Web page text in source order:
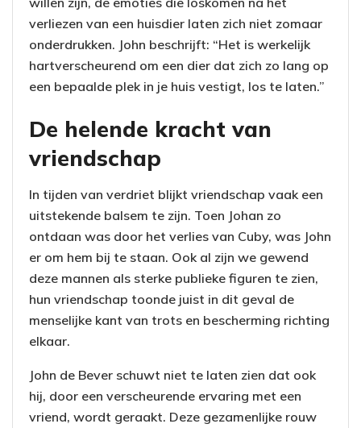
verliezen van een huisdier laten zich niet zomaar
onderdrukken. John beschrijft: “Het is werkelijk
hartverscheurend om een dier dat zich zo lang op
een bepaalde plek in je huis vestigt, los te laten.”
De helende kracht van
vriendschap
In tijden van verdriet blijkt vriendschap vaak een
uitstekende balsem te zijn. Toen Johan zo
ontdaan was door het verlies van Cuby, was John
er om hem bij te staan. Ook al zijn we gewend
deze mannen als sterke publieke figuren te zien,
hun vriendschap toonde juist in dit geval de
menselijke kant van trots en bescherming richting
elkaar.
John de Bever schuwt niet te laten zien dat ook
hij, door een verscheurende ervaring met een
vriend, wordt geraakt. Deze gezamenlijke rouw